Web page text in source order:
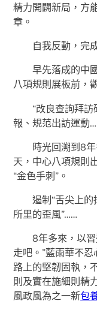
精力開闢新局，方
章。
自我反動，完
早先落成的中
八項規則展板前，
“改良查詢拜
報、規范出訪運動
時光回溯到8
天，中心八項規則
“金色手刺”。
遏制“舌尖上的
所里的歪風”……
8年多來，以
走吧。”藍雨華不
路上的堅韌固執，
則及實在施細則精
風政風為之一新包